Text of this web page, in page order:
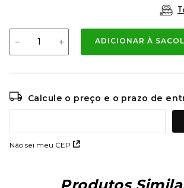
＋
－ ADICIONAR À
Calcule o preço e o prazo de
Não sei meu CEP
Produtos